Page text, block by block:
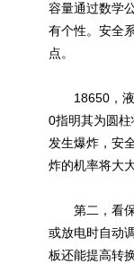
容量通过数学
有个性。安全
点。
18650，液
0指明其为圆
发生爆炸，安
炸的机率将大
第二，看保
或放电时自动
板还能提高转